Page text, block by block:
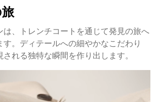
は、トレンチコートを通じて発見の旅へ
す。ディテールへの細やかなこだわり
れる独特な瞬間を作り出します。